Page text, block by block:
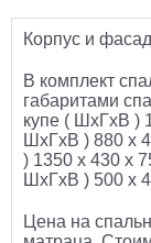
Корпус и
В комплект
габаритами
купе ( ШхГхВ )
ШхГхВ ) 880 х
) 1350 х 430 х
ШхГхВ ) 500 х
Цена на